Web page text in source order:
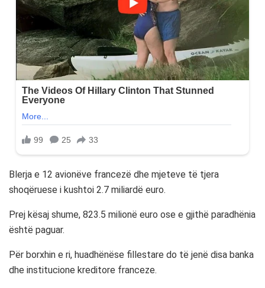
Blerja e 12 avionëve francezë dhe mjeteve të tjera
shoqëruese i kushtoi 2.7 miliardë euro.
Prej kësaj shume, 823.5 milionë euro ose e gjithë paradhënia
është paguar.
Për borxhin e ri, huadhënëse fillestare do të jenë disa banka
dhe institucione kreditore franceze.